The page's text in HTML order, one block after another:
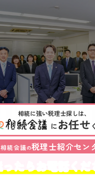
相続に強い税理士探しは、
にお任せ
相続会議の税理士紹介セン